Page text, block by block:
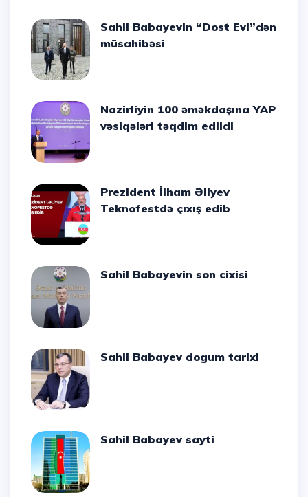
Sahil Babayevin “Dost Evi”dən
müsahibəsi
Nazirliyin 100 əməkdaşına YAP
vəsiqələri təqdim edildi
Prezident İlham Əliyev
Teknofestdə çıxış edib
Sahil Babayevin son cixisi
Sahil Babayev dogum tarixi
Sahil Babayev sayti